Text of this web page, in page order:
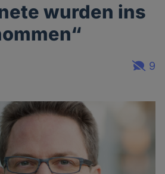
wurden ins
9